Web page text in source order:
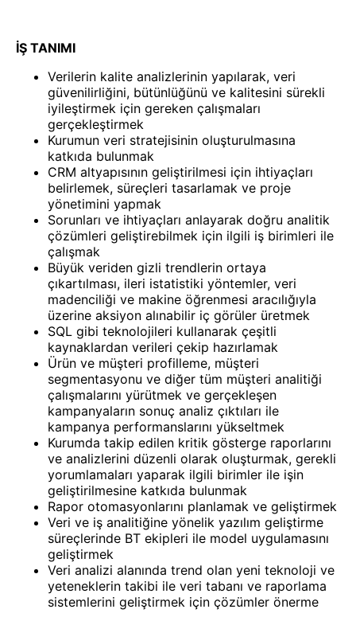
İŞ TANIMI
Verilerin kalite analizlerinin yapılarak, veri
güvenilirliğini, bütünlüğünü ve kalitesini sürekli
iyileştirmek için gereken çalışmaları
gerçekleştirmek
Kurumun veri stratejisinin oluşturulmasına
katkıda bulunmak
CRM altyapısının geliştirilmesi için ihtiyaçları
belirlemek, süreçleri tasarlamak ve proje
yönetimini yapmak
Sorunları ve ihtiyaçları anlayarak doğru analitik
çözümleri geliştirebilmek için ilgili iş birimleri ile
çalışmak
Büyük veriden gizli trendlerin ortaya
çıkartılması, ileri istatistiki yöntemler, veri
madenciliği ve makine öğrenmesi aracılığıyla
üzerine aksiyon alınabilir iç görüler üretmek
SQL gibi teknolojileri kullanarak çeşitli
kaynaklardan verileri çekip hazırlamak
Ürün ve müşteri profilleme, müşteri
segmentasyonu ve diğer tüm müşteri analitiği
çalışmalarını yürütmek ve gerçekleşen
kampanyaların sonuç analiz çıktıları ile
kampanya performanslarını yükseltmek
Kurumda takip edilen kritik gösterge raporlarını
ve analizlerini düzenli olarak oluşturmak, gerekli
yorumlamaları yaparak ilgili birimler ile işin
geliştirilmesine katkıda bulunmak
Rapor otomasyonlarını planlamak ve geliştirmek
Veri ve iş analitiğine yönelik yazılım geliştirme
süreçlerinde BT ekipleri ile model uygulamasını
geliştirmek
Veri analizi alanında trend olan yeni teknoloji ve
yeteneklerin takibi ile veri tabanı ve raporlama
sistemlerini geliştirmek için çözümler önerme